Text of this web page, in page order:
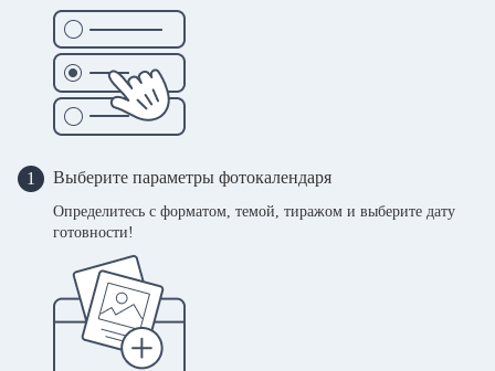
1 Выберите параметры фотокалендаря
Определитесь с форматом, темой, тиражом и выберите дату
готовности!